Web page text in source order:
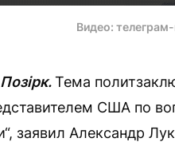
Видео:
Позірк.Тема
США по
заявил Александр